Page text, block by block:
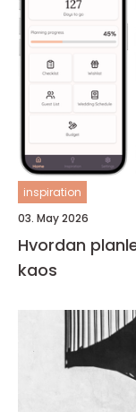
inspiration
03. May 2026
Hvordan
kaos